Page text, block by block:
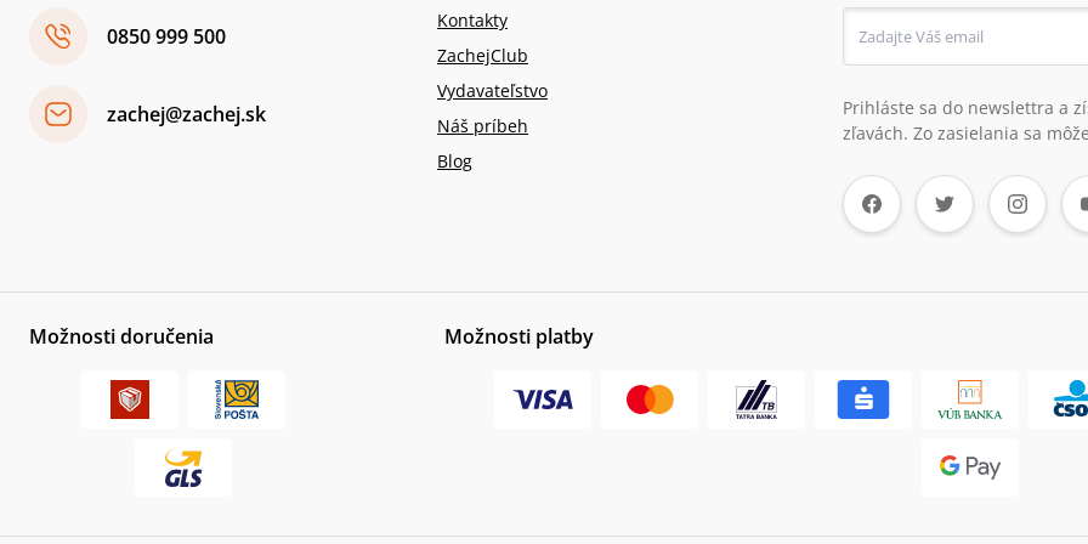
0850 999 500
zachej@zachej.sk
Kontakty
ZachejClub
Vydavateľstvo
Náš príbeh
Blog
Prihláste sa do newslettra a
zľavách. Zo zasielania sa
Možnosti doručenia Možnosti platby